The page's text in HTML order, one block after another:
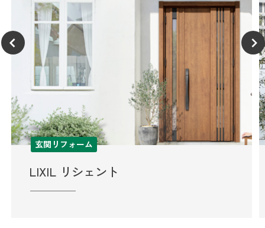
玄関リフォーム
LIXIL リシェント